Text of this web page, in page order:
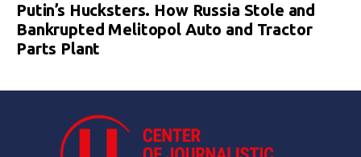
Putin’s Hucksters. How Russia Stole and
Bankrupted Melitopol Auto and Tractor
Parts Plant